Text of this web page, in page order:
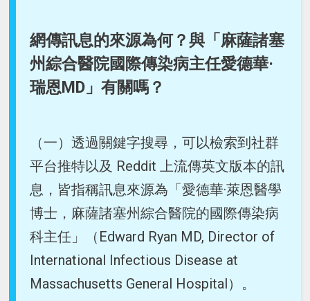
網傳訊息的來源為何？與「麻薩諸塞
州綜合醫院國際傳染病主任愛德華·
瑞恩MD」有關嗎？
（一）透過關鍵字搜尋，可以檢索到社群
平台推特以及 Reddit 上流傳英文版本的訊
息，皆指稱訊息來源為「愛德華·萊恩醫學
博士，麻薩諸塞州綜合醫院的國際傳染病
科主任」（Edward Ryan MD, Director of
International Infectious Disease at
Massachusetts General Hospital）。